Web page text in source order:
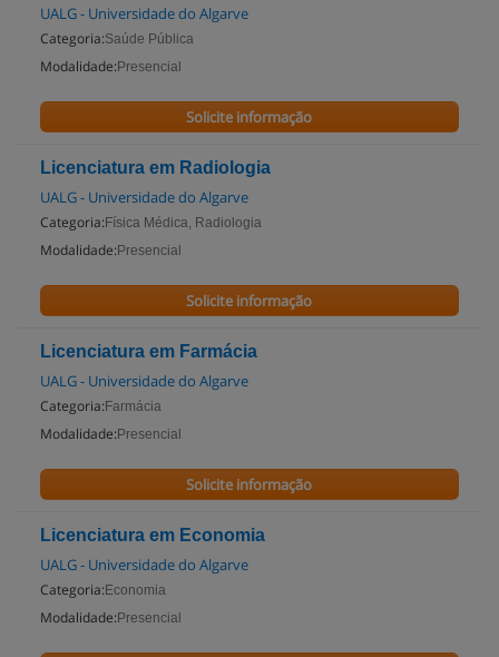
UALG - Universidade do Algarve
Categoria:Saúde Pública
Modalidade: Presencial
Solicite informação
Licenciatura em Radiologia
UALG - Universidade do Algarve
Categoria: Física Médica, Radiologia
Modalidade: Presencial
Solicite informação
Licenciatura em Farmácia
UALG - Universidade do Algarve
Categoria: Farmácia
Modalidade: Presencial
Solicite informação
Licenciatura em Economia
UALG - Universidade do Algarve
Categoria: Economia
Modalidade: Presencial